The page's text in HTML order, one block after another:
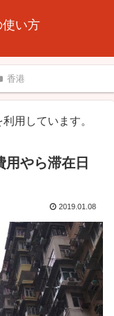
使い方
香港
用しています。
やら滞在日
2019.01.08